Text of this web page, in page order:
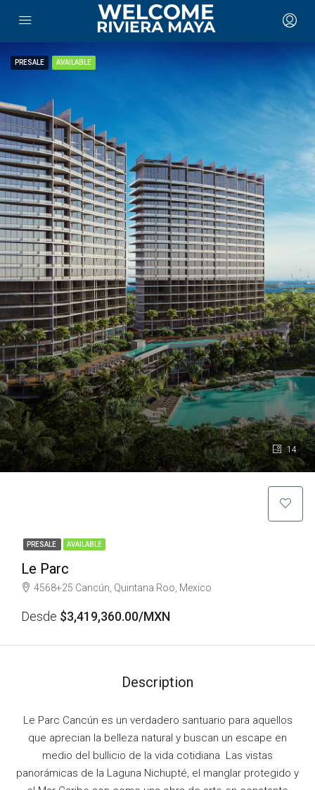
14
PRESALE AVAILABLE
PRESALE AVAILABLE
Le Parc
4568+25 Cancún, Quintana Roo, Mexico
Desde $3,419,360.00/MXN
Description
Le Parc Cancún es un verdadero santuario para aquellos
que aprecian la belleza natural y buscan un escape en
medio del bullicio de la vida cotidiana. Las vistas
panorámicas de la Laguna Nichupté, el manglar protegido y